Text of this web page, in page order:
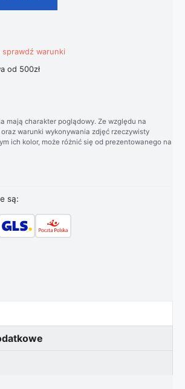
sprawdź warunki
od 500zł
mają charakter poglądowy. Ze względu na
warunki wykonywania zdjęć rzeczywisty
ich kolor, może różnić się od prezentowanego na
są: